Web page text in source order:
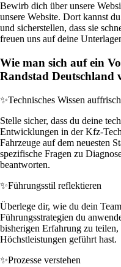
Bewirb dich über unsere
unsere Website. Dort kannst
und sicherstellen, dass sie
freuen uns auf deine
Wie man sich auf ein
Randstad Deutschland
✨Technisches Wissen
Stelle sicher, dass du deine
Entwicklungen in der Kfz-
Fahrzeuge auf dem neuesten
spezifische Fragen zu
beantworten.
✨Führungsstil reflektieren
Überlege dir, wie du dein
Führungsstrategien du
bisherigen Erfahrung zu
Höchstleistungen geführt hast.
✨Prozesse verstehen